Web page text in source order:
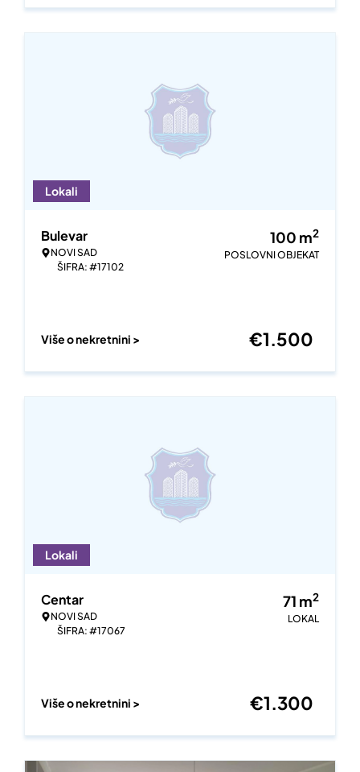
Lokali
Bulevar
NOVI SAD
ŠIFRA: #17102
100 m2
POSLOVNI OBJEKAT
Više o nekretnini > €1.500
Lokali
Centar
NOVI SAD
ŠIFRA: #17067
71 m2
LOKAL
Više o nekretnini > €1.300